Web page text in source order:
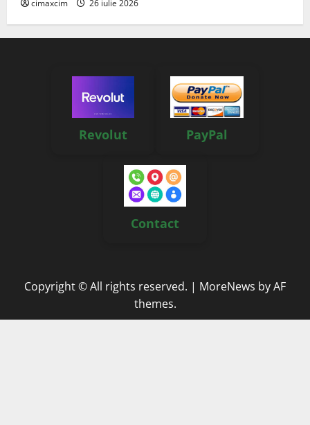
cimaxcim 26 iulie 2026
Revolut PayPal
Contact
Copyright © All rights reserved. | MoreNews by AF
themes.